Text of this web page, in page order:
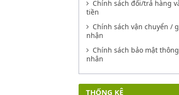
Chính sách đổi/trả hàng
tiền
Chính sách vận chuyển /
nhận
Chính sách bảo mật
nhân
THỐNG KÊ